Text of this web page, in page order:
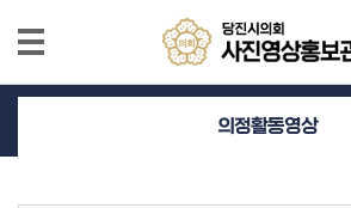
본문으로 바로가기
메인메뉴 바로가기
동
의정활동영상